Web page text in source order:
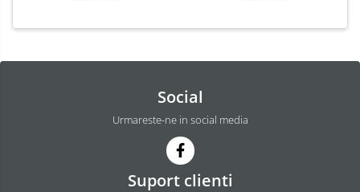
Social
Urmareste-ne in social media
Suport clienti